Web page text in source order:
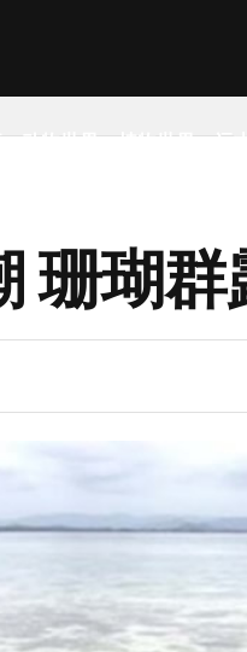
动物世界 植物世界 远
珊瑚